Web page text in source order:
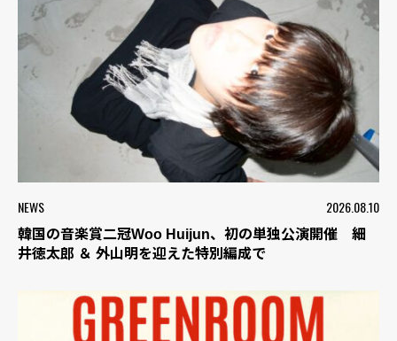
NEWS 2026.08.10
韓国の音楽賞二冠Woo Huijun、初の単独公演開催 細
井徳太郎 ＆ 外山明を迎えた特別編成で